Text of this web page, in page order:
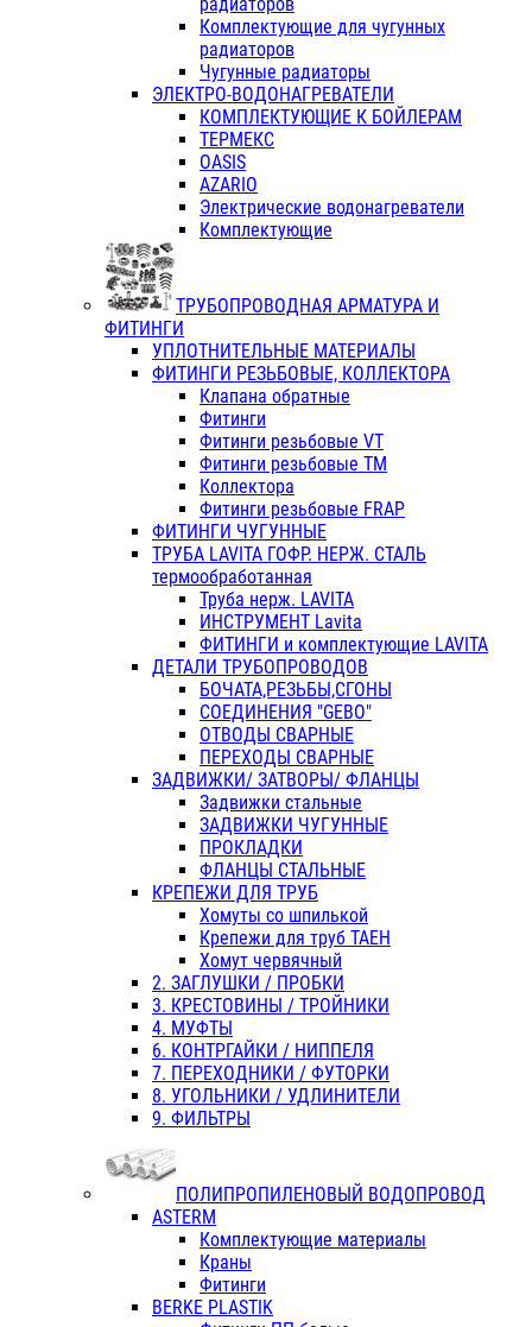
Комплектующие для чугунных
радиаторов
Чугунные радиаторы
ЭЛЕКТРО-ВОДОНАГРЕВАТЕЛИ
КОМПЛЕКТУЮЩИЕ К БОЙЛЕРАМ
ТЕРМЕКС
OASIS
AZARIO
Электрические водонагреватели
Комплектующие
ТРУБОПРОВОДНАЯ АРМАТУРА И
ФИТИНГИ
УПЛОТНИТЕЛЬНЫЕ МАТЕРИАЛЫ
ФИТИНГИ РЕЗЬБОВЫЕ, КОЛЛЕКТОРА
Клапана обратные
Фитинги
Фитинги резьбовые VT
Фитинги резьбовые ТМ
Коллектора
Фитинги резьбовые FRAP
ФИТИНГИ ЧУГУННЫЕ
ТРУБА LAVITA ГОФР. НЕРЖ. СТАЛЬ
термообработанная
Труба нерж. LAVITA
ИНСТРУМЕНТ Lavita
ФИТИНГИ и комплектующие LAVITA
ДЕТАЛИ ТРУБОПРОВОДОВ
БОЧАТА,РЕЗЬБЫ,СГОНЫ
СОЕДИНЕНИЯ "GEBO"
ОТВОДЫ СВАРНЫЕ
ПЕРЕХОДЫ СВАРНЫЕ
ЗАДВИЖКИ/ ЗАТВОРЫ/ ФЛАНЦЫ
Задвижки стальные
ЗАДВИЖКИ ЧУГУННЫЕ
ПРОКЛАДКИ
ФЛАНЦЫ СТАЛЬНЫЕ
КРЕПЕЖИ ДЛЯ ТРУБ
Хомуты со шпилькой
Крепежи для труб ТАЕН
Хомут червячный
2. ЗАГЛУШКИ / ПРОБКИ
3. КРЕСТОВИНЫ / ТРОЙНИКИ
4. МУФТЫ
6. КОНТРГАЙКИ / НИППЕЛЯ
7. ПЕРЕХОДНИКИ / ФУТОРКИ
8. УГОЛЬНИКИ / УДЛИНИТЕЛИ
9. ФИЛЬТРЫ
ПОЛИПРОПИЛЕНОВЫЙ ВОДОПРОВОД
ASTERM
Комплектующие материалы
Краны
Фитинги
BERKE PLASTIK